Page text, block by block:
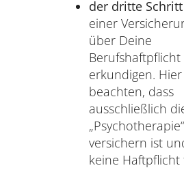
der dritte Schritt
einer
über Deine
Berufshaftpflicht
erkundigen. Hier
beachten, dass
ausschließlich
versichern ist
keine